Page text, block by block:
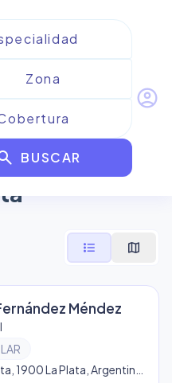
BUSCAR
account_circle
de
format_list_bulleted map
Méndez